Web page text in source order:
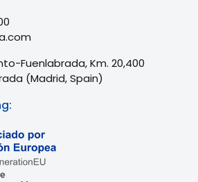
Fuenlabrada, Km. 20,400
(Madrid, Spain)